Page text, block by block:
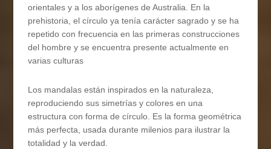
orientales y a los aborígenes de Australia. En la
prehistoria, el círculo ya tenía carácter sagrado y se ha
repetido con frecuencia en las primeras construcciones
del hombre y se encuentra presente actualmente en
varias culturas
Los mandalas están inspirados en la naturaleza,
reproduciendo sus simetrías y colores en una
estructura con forma de círculo. Es la forma geométrica
más perfecta, usada durante milenios para ilustrar la
totalidad y la verdad.